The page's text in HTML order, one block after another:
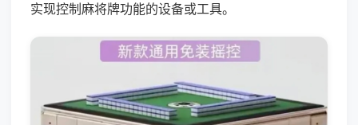
实现控制麻将牌功能的设备或工具。